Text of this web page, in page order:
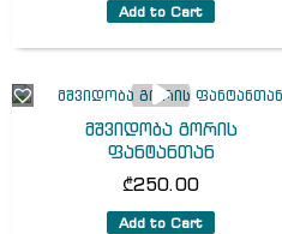
Add to Cart
მშვიდობა გორის
ფანტანთან
₾250.00
Add to Cart